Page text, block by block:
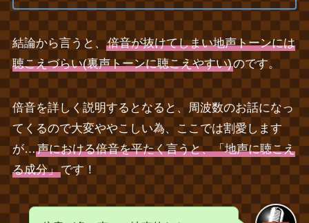
結論から言うと、倍音が抜けてしまい地声トーンには
聴こえづらい(裏声トーンに聴こえやすい)のです。
倍音を詳しく説明するとなると、周波数のお話になっ
てくるので大変ややこしい為、ここでは割愛します
が…声における倍音を平たく言うと、「地声に聴こえ
る成分」です！